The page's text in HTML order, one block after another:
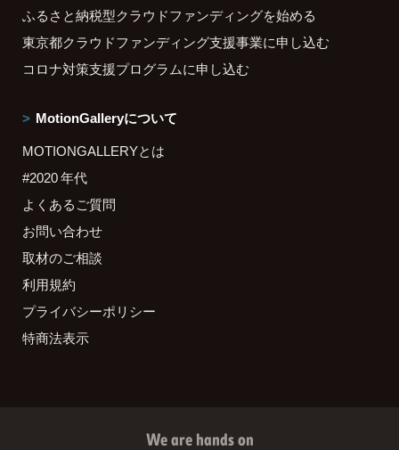
ふるさと納税型クラウドファンディングを始める
東京都クラウドファンディング支援事業に申し込む
コロナ対策支援プログラムに申し込む
MotionGalleryについて
MOTIONGALLERYとは
#2020 年代
よくあるご質問
お問い合わせ
取材のご相談
利用規約
プライバシーポリシー
特商法表示
We are hands on